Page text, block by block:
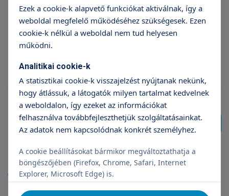
Gasztroenterológus szakorvos Budaörs
Diabetológus szakorvos Budaörs
További találat
Magazinok
(10 db találat)
Ezek a cookie-k alapvető funkciókat aktiválnak, így a
weboldal megfelelő működéséhez szükségesek. Ezen
cookie-k nélkül a weboldal nem tud helyesen
működni.
Analitikai cookie-k
A statisztikai cookie-k visszajelzést nyújtanak nekünk,
hogy átlássuk, a látogatók milyen tartalmat kedvelnek
a weboldalon, így ezeket az információkat
felhasználva továbbfejleszthetjük szolgáltatásainkat.
Az adatok nem kapcsolódnak konkrét személyhez.
A cookie beállításokat bármikor megváltoztathatja a
böngészőjében (Firefox, Chrome, Safari, Internet
Explorer, Microsoft Edge) is.